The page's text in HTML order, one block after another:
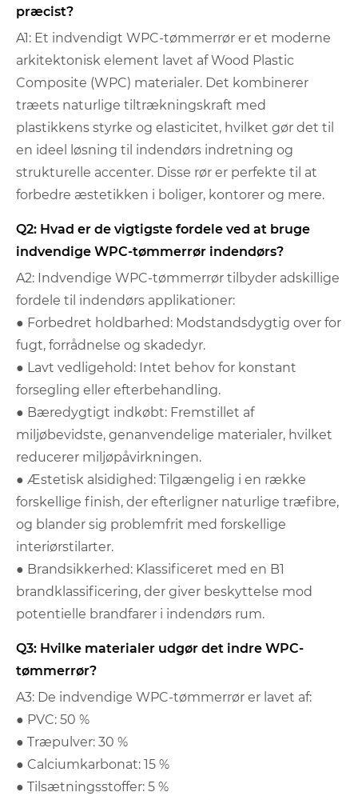
præcist?
A1: Et indvendigt WPC-tømmerrør er et moderne
arkitektonisk element lavet af Wood Plastic
Composite (WPC) materialer. Det kombinerer
træets naturlige tiltrækningskraft med
plastikkens styrke og elasticitet, hvilket gør det til
en ideel løsning til indendørs indretning og
strukturelle accenter. Disse rør er perfekte til at
forbedre æstetikken i boliger, kontorer og mere.
Q2: Hvad er de vigtigste fordele ved at bruge
indvendige WPC-tømmerrør indendørs?
A2: Indvendige WPC-tømmerrør tilbyder adskillige
fordele til indendørs applikationer:
● Forbedret holdbarhed: Modstandsdygtig over for
fugt, forrådnelse og skadedyr.
● Lavt vedligehold: Intet behov for konstant
forsegling eller efterbehandling.
● Bæredygtigt indkøbt: Fremstillet af
miljøbevidste, genanvendelige materialer, hvilket
reducerer miljøpåvirkningen.
● Æstetisk alsidighed: Tilgængelig i en række
forskellige finish, der efterligner naturlige træfibre,
og blander sig problemfrit med forskellige
interiørstilarter.
● Brandsikkerhed: Klassificeret med en B1
brandklassificering, der giver beskyttelse mod
potentielle brandfarer i indendørs rum.
Q3: Hvilke materialer udgør det indre WPC-
tømmerrør?
A3: De indvendige WPC-tømmerrør er lavet af:
● PVC: 50 %
● Træpulver: 30 %
● Calciumkarbonat: 15 %
● Tilsætningsstoffer: 5 %